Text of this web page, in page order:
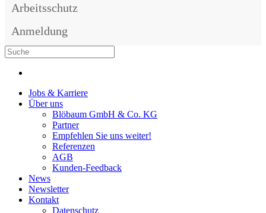
Arbeitsschutz
Anmeldung
Jobs & Karriere
Über uns
Blöbaum GmbH & Co. KG
Partner
Empfehlen Sie uns weiter!
Referenzen
AGB
Kunden-Feedback
News
Newsletter
Kontakt
Datenschutz